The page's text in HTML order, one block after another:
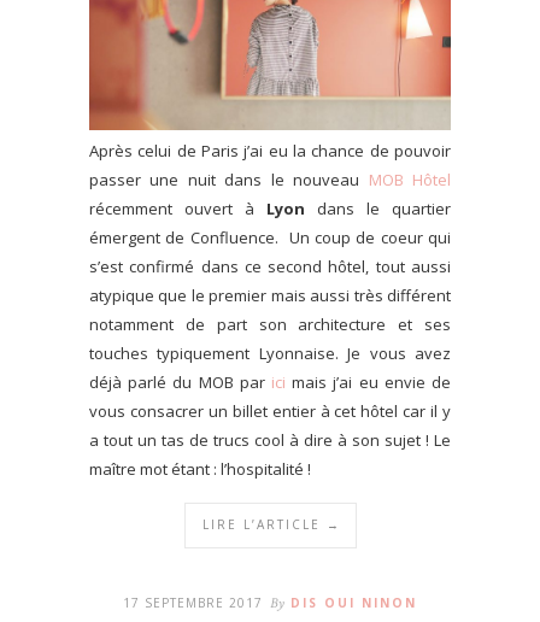
Après celui de Paris j’ai eu la chance de pouvoir
passer une nuit dans le nouveau MOB Hôtel
récemment ouvert à Lyon dans le quartier
émergent de Confluence. Un coup de coeur qui
s’est confirmé dans ce second hôtel, tout aussi
atypique que le premier mais aussi très différent
notamment de part son architecture et ses
touches typiquement Lyonnaise. Je vous avez
déjà parlé du MOB par ici mais j’ai eu envie de
vous consacrer un billet entier à cet hôtel car il y
a tout un tas de trucs cool à dire à son sujet ! Le
maître mot étant : l’hospitalité !
LIRE L’ARTICLE →
17 SEPTEMBRE 2017 By DIS OUI NINON